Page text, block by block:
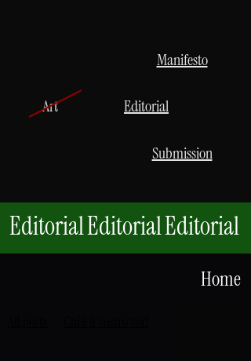
Manifesto
Art Editorial
Submission
EditorialEditorialEditorial
Home